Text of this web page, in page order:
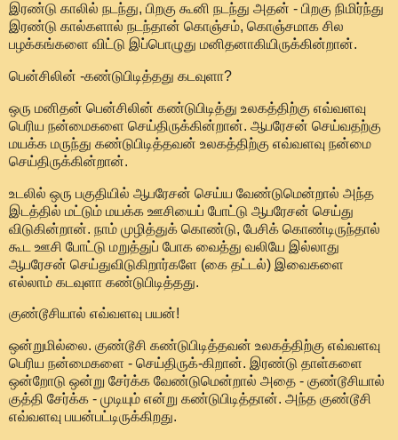
இரண்டு காலில் நடந்து, பிறகு கூனி நடந்து அதன் - பிறகு நிமிர்ந்து
இரண்டு கால்களால் நடந்தான் கொஞ்சம், கொஞ்சமாக சில
பழக்கங்களை விட்டு இப்பொழுது மனிதனாகியிருக்கின்றான்.
பென்சிலின் -கண்டுபிடித்தது கடவுளா?
ஒரு மனிதன் பென்சிலின் கண்டுபிடித்து உலகத்திற்கு எவ்வளவு
பெரிய நன்மைகளை செய்திருக்கின்றான். ஆபரேசன் செய்வதற்கு
மயக்க மருந்து கண்டுபிடித்தவன் உலகத்திற்கு எவ்வளவு நன்மை
செய்திருக்கின்றான்.
உடலில் ஒரு பகுதியில் ஆபரேசன் செய்ய வேண்டுமென்றால் அந்த
இடத்தில் மட்டும் மயக்க ஊசியைப் போட்டு ஆபரேசன் செய்து
விடுகின்றான். நாம் முழித்துக் கொண்டு, பேசிக் கொண்டிருந்தால்
கூட ஊசி போட்டு மறுத்துப் போக வைத்து வலியே இல்லாது
ஆபரேசன் செய்துவிடுகிறார்களே (கை தட்டல்) இவைகளை
எல்லாம் கடவுளா கண்டுபிடித்தது.
குண்டூசியால் எவ்வளவு பயன்!
ஒன்றுமில்லை. குண்டூசி கண்டுபிடித்தவன் உலகத்திற்கு எவ்வளவு
பெரிய நன்மைகளை - செய்திருக்-கிறான். இரண்டு தாள்களை
ஒன்றோடு ஒன்று சேர்க்க வேண்டுமென்றால் அதை - குண்டூசியால்
குத்தி சேர்க்க - முடியும் என்று கண்டுபிடித்தான். அந்த குண்டூசி
எவ்வளவு பயன்பட்டிருக்கிறது.